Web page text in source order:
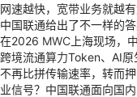
网速越快， 宽带业务就越
中国联通给出了不一样的答
在2026 MWC 上海现场，
跨境流通算力Token、AI原
不再比拼传输速率，转而
业信号？中国联通面向国